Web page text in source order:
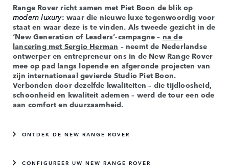
Range Rover richt samen met Piet Boon de blik op
modern luxury: waar die nieuwe luxe tegenwoordig voor
staat en waar deze is te vinden. Als tweede gezicht in de
‘New Generation of Leaders’-campagne – na de
lancering met Sergio Herman – neemt de Nederlandse
ontwerper en entrepreneur ons in de New Range Rover
mee op pad langs lopende en afgeronde projecten van
zijn internationaal gevierde Studio Piet Boon.
Verbonden door dezelfde kwaliteiten – die tijdloosheid,
schoonheid en kwaliteit ademen – werd de tour een ode
aan comfort en duurzaamheid.
ONTDEK DE NEW RANGE ROVER
CONFIGUREER UW NEW RANGE ROVER